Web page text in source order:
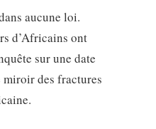
aucune loi.
d’Africains ont
sur une date
miroir des fractures